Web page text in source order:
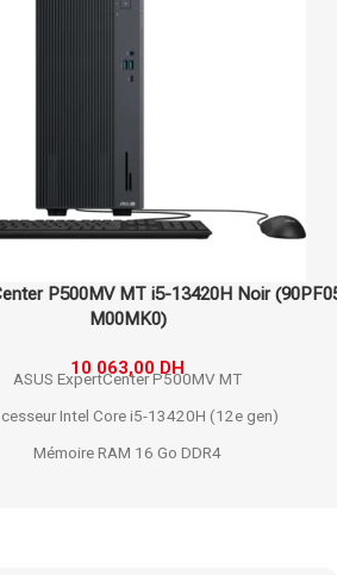
MT i5-13420H Noir (90PF05I1-
M00MK0)
10 063,00DH
ExpertCenter P500MV MT
Intel Core i5-13420H (12e gen)
RAM 16 Go DDR4